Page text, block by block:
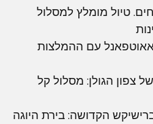
טיול מומלץ למסלול
אאוטפאנל עם ההמלצות
צפון הגולן: מסלול קל
הקדושה: בירת היוגה